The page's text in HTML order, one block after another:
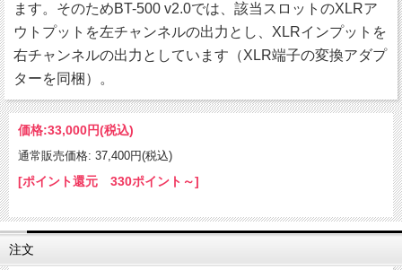
ます。そのためBT-500 v2.0では、該当スロットのXLRア
ウトプットを左チャンネルの出力とし、XLRインプットを
右チャンネルの出力としています（XLR端子の変換アダプ
ターを同梱）。
価格:33,000円(税込)
通常販売価格: 37,400円(税込)
[ポイント還元 330ポイント～]
注文